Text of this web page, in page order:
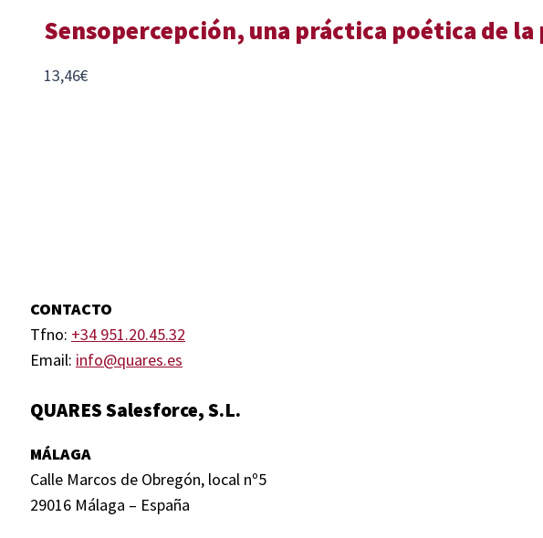
Sensopercepción, una práctica poética de
13,46€
CONTACTO
Tfno: +34 951.20.45.32
Email: info@quares.es
QUARES Salesforce, S.L.
MÁLAGA
Calle Marcos de Obregón, local nº5
29016 Málaga – España